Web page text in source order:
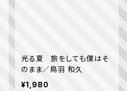
光る夏 旅をしても僕はそ
のまま／鳥羽 和久
¥1,980